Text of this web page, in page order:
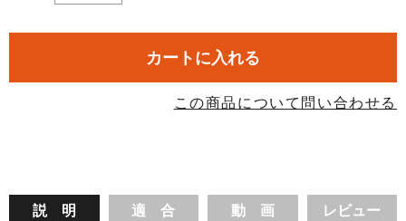
カートに入れる
この商品について問い合わせる
説 明 適 合 動 画 レビュー